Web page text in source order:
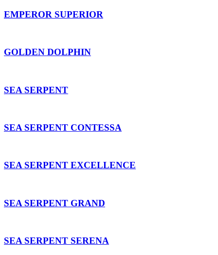
EMPEROR SUPERIOR
GOLDEN DOLPHIN
SEA SERPENT
SEA SERPENT CONTESSA
SEA SERPENT EXCELLENCE
SEA SERPENT GRAND
SEA SERPENT SERENA